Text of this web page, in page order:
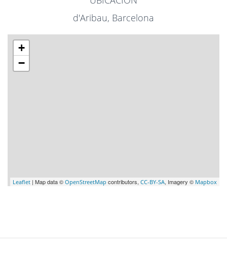
d'Aribau, Barcelona
+
−
Leaflet | Map data © OpenStreetMap contributors, CC-BY-SA, Imagery © Mapbox